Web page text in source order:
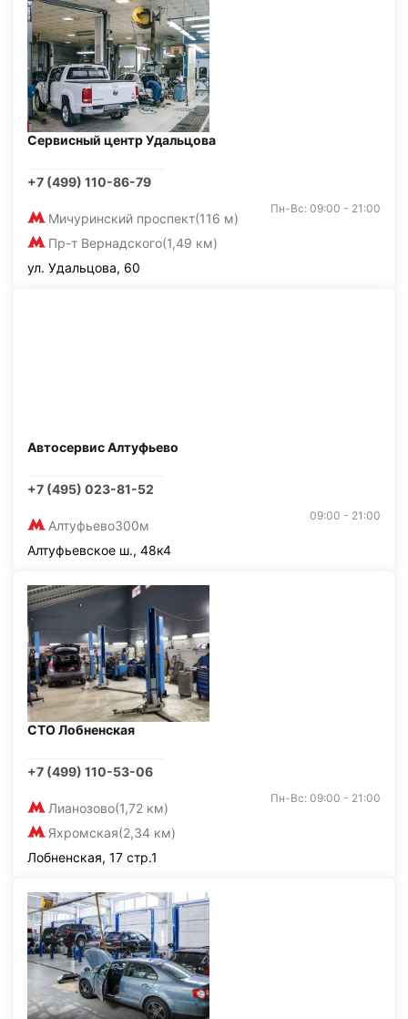
Сервисный центр Удальцова
+7 (499) 110-86-79
Мичуринский проспект(116 м)
Пр-т Вернадского(1,49 км)
Пн-Вс: 09:00 - 21:00
ул. Удальцова, 60
Автосервис Алтуфьево
+7 (495) 023-81-52
Алтуфьево300м
09:00 - 21:00
Алтуфьевское ш., 48к4
СТО Лобненская
+7 (499) 110-53-06
Лианозово(1,72 км)
Яхромская(2,34 км)
Пн-Вс: 09:00 - 21:00
Лобненская, 17 стр.1